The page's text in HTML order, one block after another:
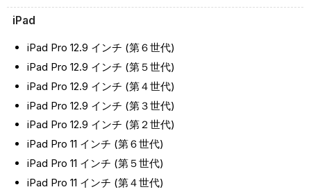
iPad
iPad Pro 12.9 インチ (第６世代)
iPad Pro 12.9 インチ (第５世代)
iPad Pro 12.9 インチ (第４世代)
iPad Pro 12.9 インチ (第３世代)
iPad Pro 12.9 インチ (第２世代)
iPad Pro 11 インチ (第６世代)
iPad Pro 11 インチ (第５世代)
iPad Pro 11 インチ (第４世代)